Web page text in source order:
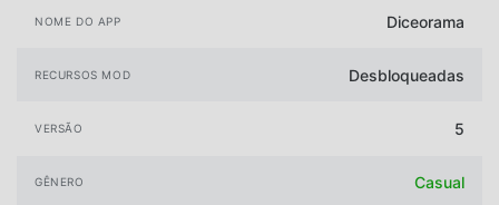
NOME DO APP Diceorama
RECURSOS MOD Desbloqueadas
VERSÃO 5
GÊNERO Casual